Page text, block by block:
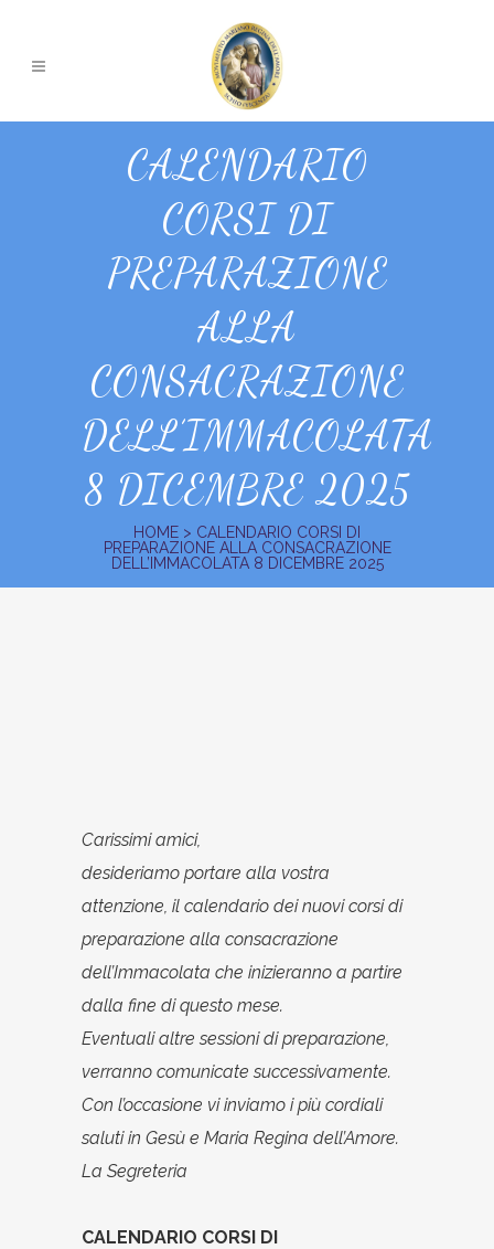
CALENDARIO
CORSI DI
PREPARAZIONE
ALLA
CONSACRAZIONE
DELL’IMMACOLATA
8 DICEMBRE 2025
HOME > CALENDARIO CORSI DI
PREPARAZIONE ALLA CONSACRAZIONE
DELL’IMMACOLATA 8 DICEMBRE 2025
Carissimi amici,
desideriamo portare alla vostra
attenzione, il calendario dei nuovi corsi di
preparazione alla consacrazione
dell’Immacolata che inizieranno a partire
dalla fine di questo mese.
Eventuali altre sessioni di preparazione,
verranno comunicate successivamente.
Con l’occasione vi inviamo i più cordiali
saluti in Gesù e Maria Regina dell’Amore.
La Segreteria
CALENDARIO CORSI DI